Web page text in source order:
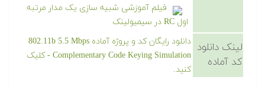
فیلم آموزشی شبیه سازی یک مدار مرتبه
اول RC در سیمیولینک
لینک دانلود
کد آماده
دانلود رایگان کد و پروژه آماده 802.11b 5.5 Mbps
Complementary Code Keying Simulation - کلیک
کنید.